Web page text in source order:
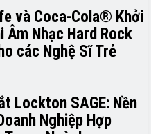
và Coca-Cola® Khởi
Âm Nhạc Hard Rock
các Nghệ Sĩ Trẻ
Lockton SAGE: Nền
Nghiệp Hợp